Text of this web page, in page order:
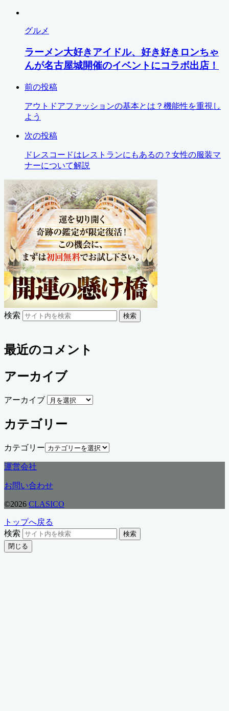
グルメ
ラーメン大好きアイドル、好き好きロンちゃ
んが名古屋城開催のイベントにコラボ出店！
前の投稿
アウトドアファッションの基本とは？機能性を重視し
よう
次の投稿
ドレスコードはレストランにもあるの？女性の服装マ
ナーについて解説
検索 検索
最近のコメント
アーカイブ
アーカイブ
カテゴリー
カテゴリー
運営会社
お問い合わせ
©2026 CLASICO
トップへ戻る
検索
検索
閉じる